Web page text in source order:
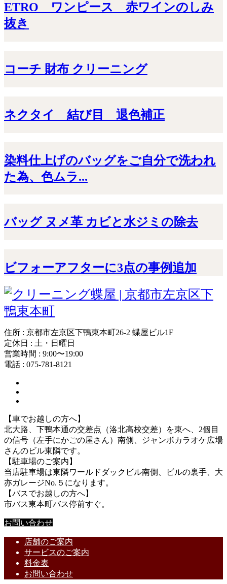
ETRO ワンピース 赤ワインのしみ
抜き
コーチ 財布 クリーニング
ネクタイ 結び目 退色補正
染料仕上げのバッグをご自分で洗われ
た為、色ムラ...
バッグ ヌメ革 カビと水ジミの除去
ビフォーアフターに3点の事例追加
住所 : 京都市左京区下鴨東本町26-2 蝶屋ビル1F
定休日 : 土・日曜日
営業時間 : 9:00〜19:00
電話 : 075-781-8121
【車でお越しの方へ】
北大路、下鴨本通の交差点（洛北高校交差）を東へ、2個目
の信号（左手にかごの屋さん）南側、ジャンボカラオケ広場
さんのビル東隣です。
【駐車場のご案内】
当店駐車場は東隣ワールドダックビル南側、ビルの裏手、大
亦ガレージNo.５になります。
【バスでお越しの方へ】
市バス東本町バス停前すぐ。
お問い合わせ
店舗のご案内
サービスのご案内
料金表
お問い合わせ